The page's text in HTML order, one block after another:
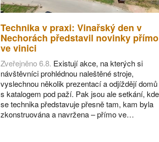
Technika v praxi: Vinařský den v
Nechorách představil novinky přímo
ve vinici
Zveřejněno 6.8. Existují akce, na kterých si
návštěvníci prohlédnou naleštěné stroje,
vyslechnou několik prezentací a odjíždějí domů
s katalogem pod paží. Pak jsou ale setkání, kde
se technika představuje přesně tam, kam byla
zkonstruována a navržena – přímo ve…